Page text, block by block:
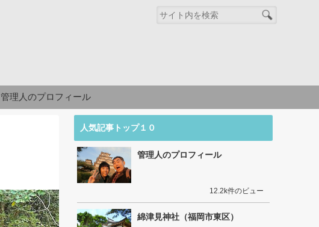
管理人のプロフィール
人気記事トップ１０
管理人のプロフィール
12.2k件のビュー
綿津見神社（福岡市東区）